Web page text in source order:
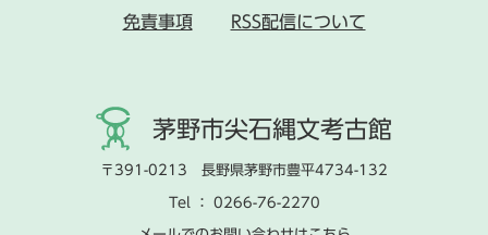
免責事項 RSS配信について
茅野市尖石縄文考古館
〒391-0213 長野県茅野市豊平4734-132
Tel ： 0266-76-2270